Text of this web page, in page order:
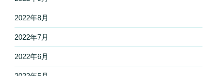
2022年8月
2022年7月
2022年6月